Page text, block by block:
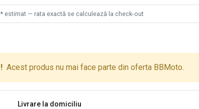
* estimat — rata exactă se calculează la check-out
! Acest produs nu mai face parte din oferta BBMoto.
Livrare la domiciliu